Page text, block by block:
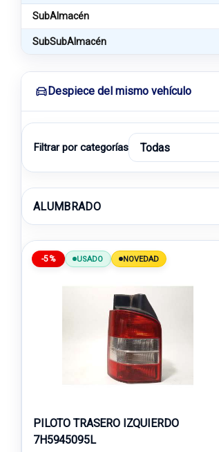
SubAlmacén
SubSubAlmacén
Despiece del mismo vehículo
Filtrar por categorías
ALUMBRADO
-5% USADO NOVEDAD
PILOTO TRASERO IZQUIERDO
7H5945095L